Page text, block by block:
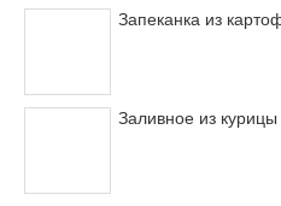
Запеканка из
Заливное из курицы